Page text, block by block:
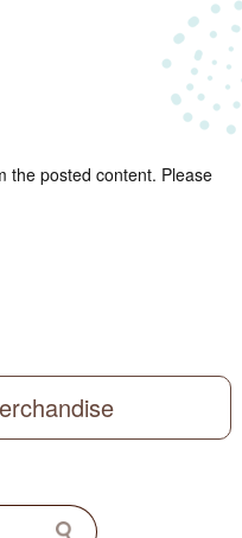
the posted content. Please